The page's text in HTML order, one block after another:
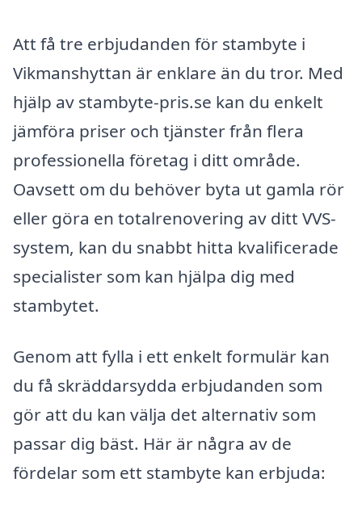
Att få tre erbjudanden för stambyte i
Vikmanshyttan är enklare än du tror. Med
hjälp av stambyte-pris.se kan du enkelt
jämföra priser och tjänster från flera
professionella företag i ditt område.
Oavsett om du behöver byta ut gamla rör
eller göra en totalrenovering av ditt VVS-
system, kan du snabbt hitta kvalificerade
specialister som kan hjälpa dig med
stambytet.
Genom att fylla i ett enkelt formulär kan
du få skräddarsydda erbjudanden som
gör att du kan välja det alternativ som
passar dig bäst. Här är några av de
fördelar som ett stambyte kan erbjuda: